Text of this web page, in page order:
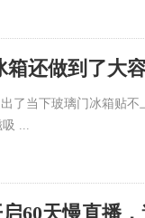
还做到了大
了当下玻璃门冰箱贴
...
60天慢直播